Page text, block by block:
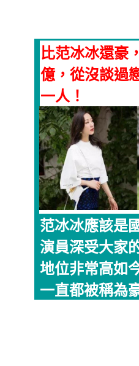
比范冰冰還豪
億，從沒談過
一人！
范冰冰應該是
演員深受大家
地位非常高如
一直都被稱為